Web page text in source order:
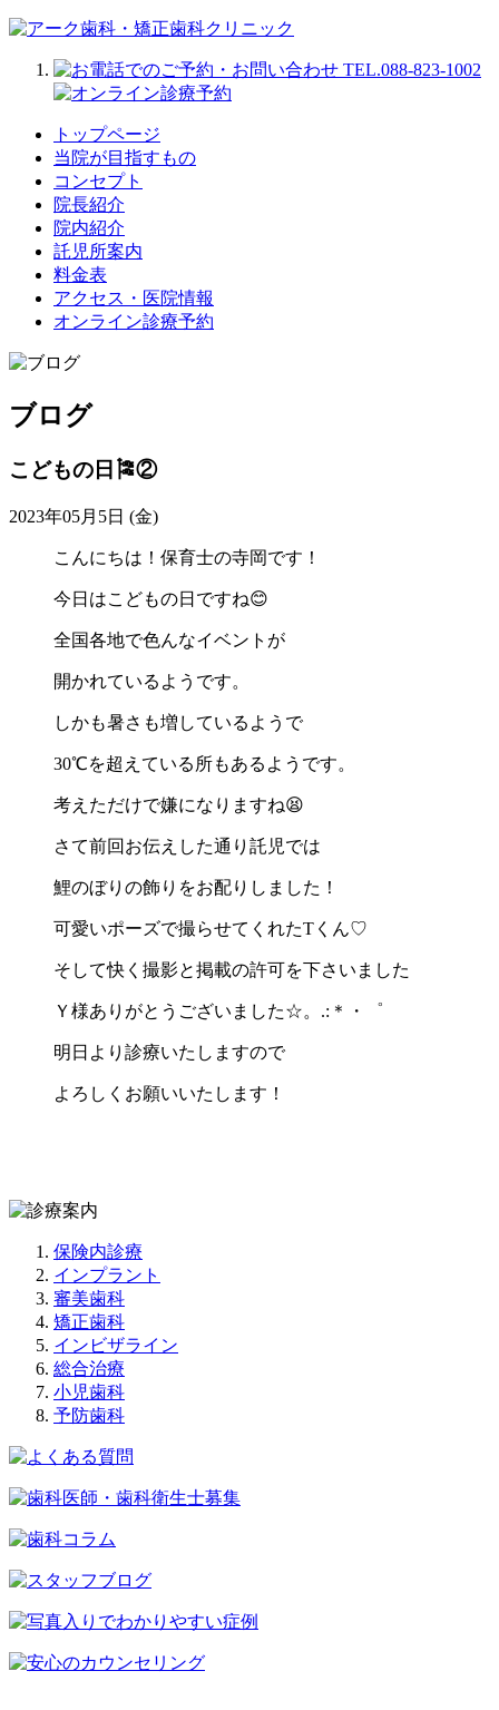
トップページ
当院が目指すもの
コンセプト
院長紹介
院内紹介
託児所案内
料金表
アクセス・医院情報
オンライン診療予約
ブログ
こどもの日🎏②
2023年05月5日 (金)
こんにちは！保育士の寺岡です！
今日はこどもの日ですね😊
全国各地で色んなイベントが
開かれているようです。
しかも暑さも増しているようで
30℃を超えている所もあるようです。
考えただけで嫌になりますね😫
さて前回お伝えした通り託児では
鯉のぼりの飾りをお配りしました！
可愛いポーズで撮らせてくれたTくん♡
そして快く撮影と掲載の許可を下さいました
Ｙ様ありがとうございました☆。.:＊・゜
明日より診療いたしますので
よろしくお願いいたします！
保険内診療
インプラント
審美歯科
矯正歯科
インビザライン
総合治療
小児歯科
予防歯科